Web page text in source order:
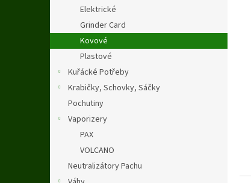
l
Elektrické
Grinder Card
Kovové
Plastové
Kuřácké Potřeby
Krabičky, Schovky, Sáčky
Pochutiny
Vaporizery
PAX
VOLCANO
Neutralizátory Pachu